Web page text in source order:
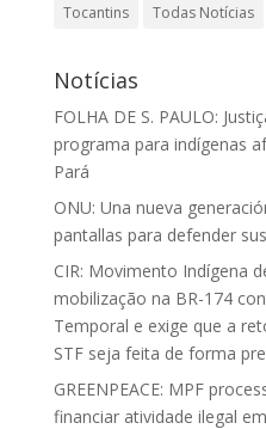
Tocantins
Todas Notícias
Notícias
FOLHA DE S. PAULO:
programa para indígenas
Pará
ONU: Una nueva
pantallas para defender
CIR: Movimento Indígena
mobilização na BR-174
Temporal e exige que a
STF seja feita de forma
GREENPEACE: MPF
financiar atividade ilegal